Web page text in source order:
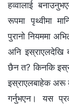
हव्वालाई
रूपमा पृथ्वीमा
पुरानो नियममा
अनि इस्राएलदेखि
छैन त? किनकि
इस्राएलबाहेक अरू
गर्नुभएन। यस